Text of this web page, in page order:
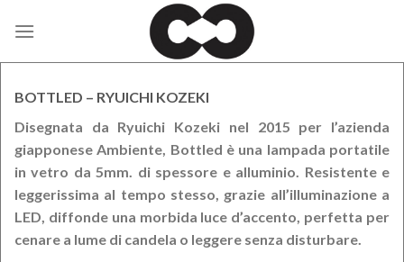
BOTTLED – RYUICHI KOZEKI
Disegnata da Ryuichi Kozeki nel 2015 per l’azienda
giapponese Ambiente, Bottled è una lampada portatile
in vetro da 5mm. di spessore e alluminio. Resistente e
leggerissima al tempo stesso, grazie all’illuminazione a
LED, diffonde una morbida luce d’accento, perfetta per
cenare a lume di candela o leggere senza disturbare.